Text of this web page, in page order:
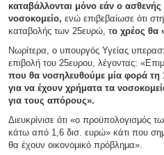
καταβάλλονται μόνο εάν ο ασθενής
νοσοκομείο, ενώ επιβεβαίωσε ότι
καταβολής των 25ευρώ, το χρέος θα
Νωρίτερα, ο υπουργός Υγείας
επιβολή του 25ευρου, λέγοντας:
που θα νοσηλευθούμε μία φορά
για να έχουν χρήματα τα
για τους απόρους».
Διευκρίνισε ότι «ο προϋπολογισμός
κάτω από 1,6 δισ. ευρώ» κάτι που
θα έχουν οικονομικό πρόβλημα».